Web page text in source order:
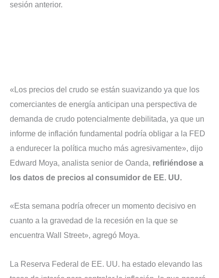
sesión anterior.
«Los precios del crudo se están suavizando ya que los
comerciantes de energía anticipan una perspectiva de
demanda de crudo potencialmente debilitada, ya que un
informe de inflación fundamental podría obligar a la FED
a endurecer la política mucho más agresivamente», dijo
Edward Moya, analista senior de Oanda, refiriéndose a
los datos de precios al consumidor de EE. UU.
«Esta semana podría ofrecer un momento decisivo en
cuanto a la gravedad de la recesión en la que se
encuentra Wall Street», agregó Moya.
La Reserva Federal de EE. UU. ha estado elevando las